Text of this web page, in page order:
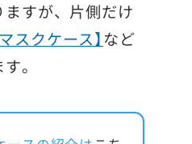
すが、片側だけ
マスクケース】 など
。